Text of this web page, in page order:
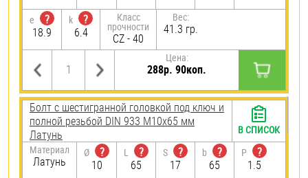
e
?
18.9
k
?
6.4
Класс
прочности
CZ - 40
Вес:
41.3 гр.
Цена:
288р. 90коп.
Болт с шестигранной головкой под ключ и
полной резьбой DIN 933 М10х65 мм
Латунь
Материал
Латунь
Ø
?
10
L
?
65
S
?
17
b
?
65
P
?
1.5
В СПИСОК